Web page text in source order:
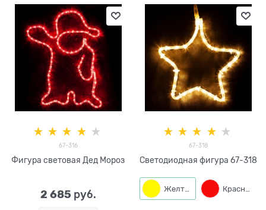
67-316
Фигура световая Дед Мороз
2 685 руб.
67-318
Светодиодная фигура 67-318